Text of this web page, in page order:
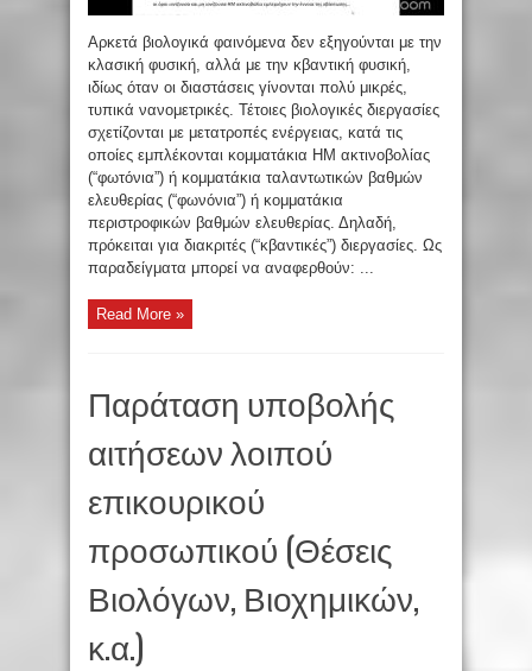
Αρκετά βιολογικά φαινόμενα δεν εξηγούνται με την
κλασική φυσική, αλλά με την κβαντική φυσική,
ιδίως όταν οι διαστάσεις γίνονται πολύ μικρές,
τυπικά νανομετρικές. Τέτοιες βιολογικές διεργασίες
σχετίζονται με μετατροπές ενέργειας, κατά τις
οποίες εμπλέκονται κομματάκια ΗΜ ακτινοβολίας
(“φωτόνια”) ή κομματάκια ταλαντωτικών βαθμών
ελευθερίας (“φωνόνια”) ή κομματάκια
περιστροφικών βαθμών ελευθερίας. Δηλαδή,
πρόκειται για διακριτές (“κβαντικές”) διεργασίες. Ως
παραδείγματα μπορεί να αναφερθούν: ...
Read More »
Παράταση υποβολής
αιτήσεων λοιπού
επικουρικού
προσωπικού (Θέσεις
Βιολόγων, Βιοχημικών,
κ.α.)